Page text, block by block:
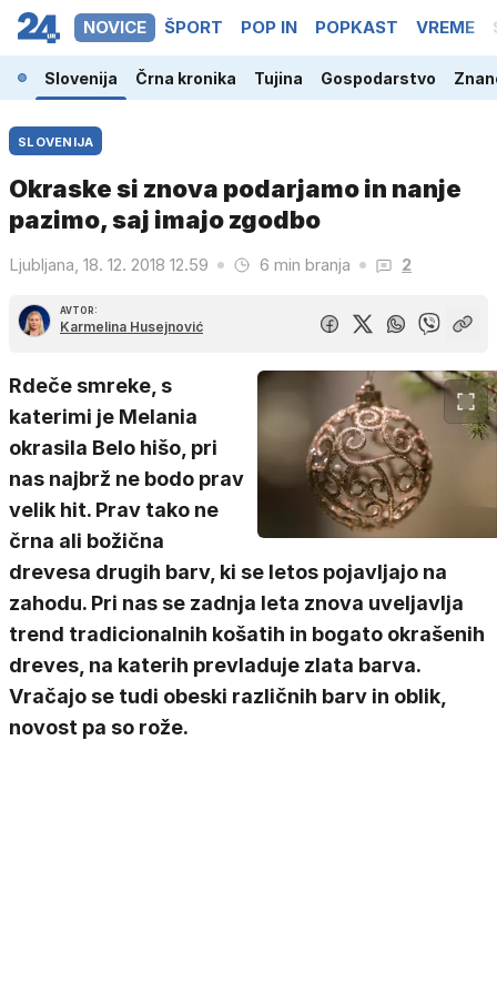
NOVICE ŠPORT POP IN POPKAST VREME
Slovenija Črna kronika Tujina Gospodarstvo
SLOVENIJA
Okraske si znova podarjamo in nanje
pazimo, saj imajo zgodbo
Ljubljana, 18. 12. 2018 12.59 6 min branja 2
AVTOR:
Karmelina Husejnović
Rdeče smreke, s
katerimi je Melania
okrasila Belo hišo, pri
nas najbrž ne bodo prav
velik hit. Prav tako ne
črna ali božična
drevesa drugih barv, ki se letos pojavljajo na
zahodu. Pri nas se zadnja leta znova uveljavlja
trend tradicionalnih košatih in bogato okrašenih
dreves, na katerih prevladuje zlata barva.
Vračajo se tudi obeski različnih barv in oblik,
novost pa so rože.